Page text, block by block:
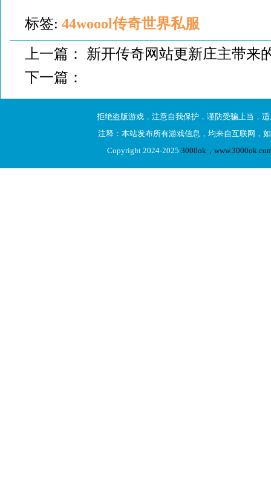
标签: 44woool传奇世界私服
上一篇： 新开传奇网站更新庄主带来
下一篇：
拒绝盗版游戏，注意自我保护，谨防受骗上当，
注释：本站发布所有游戏信息，均来自互联网，
Copyright 2024-2025 3000ok，